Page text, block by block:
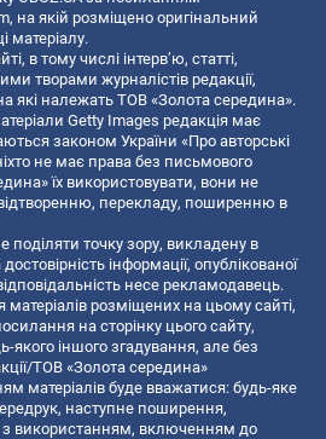
, на якій розміщено оригінальний
матеріалу.
в тому числі інтерв’ю, статті,
творами журналістів редакції,
які належать ТОВ «Золота середина».
Getty Images редакція має
законом України «Про авторські
не має права без письмового
їх використовувати, вони не
перекладу, поширенню в
поділяти точку зору, викладену в
інформації, опублікованої
несе рекламодавець.
розміщених на цьому сайті,
на сторінку цього сайту,
якого іншого згадування, але без
ТОВ «Золота середина»
матеріалів буде вважатися: будь-яке
наступне поширення,
з використанням, включенням до